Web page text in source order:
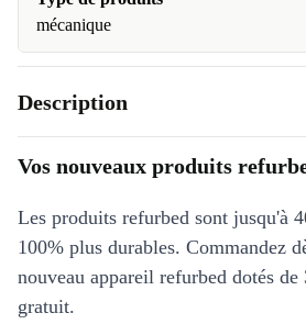
mécanique
Description
Vos nouveaux produits
Les produits refurbed sont jusqu'à
100% plus durables. Commandez
nouveau appareil refurbed dotés de
gratuit.